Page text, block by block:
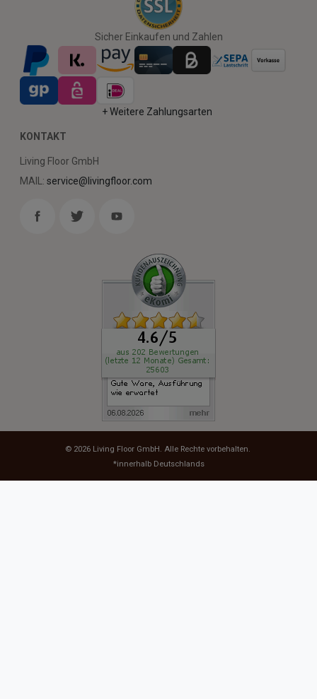
Sicher Einkaufen und Zahlen
+ Weitere Zahlungsarten
KONTAKT
Living Floor GmbH
MAIL: service@livingfloor.com
© 2026 Living Floor GmbH . Alle Rechte vorbehalten.
*innerhalb Deutschlands